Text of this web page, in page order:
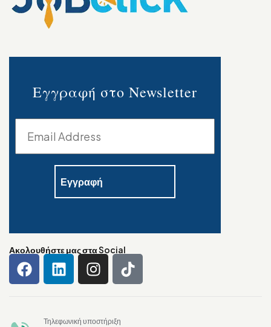
Εγγραφή στο Newsletter
Ακολουθήστε μας στα Social
Τηλεφωνική υποστήριξη